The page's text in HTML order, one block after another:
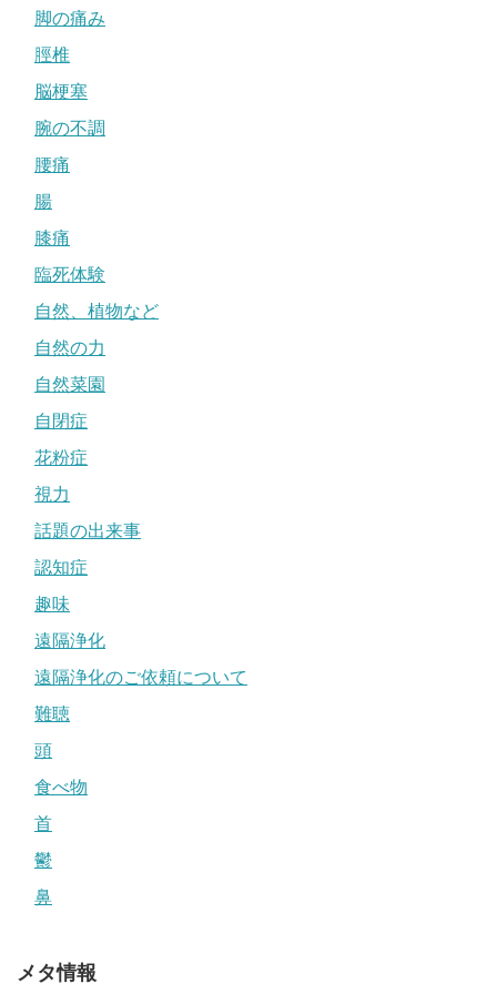
脚の痛み
脛椎
脳梗塞
腕の不調
腰痛
腸
膝痛
臨死体験
自然、植物など
自然の力
自然菜園
自閉症
花粉症
視力
話題の出来事
認知症
趣味
遠隔浄化
遠隔浄化のご依頼について
難聴
頭
食べ物
首
鬱
鼻
メタ情報